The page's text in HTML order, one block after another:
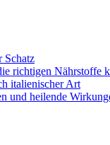
Schatz
richtigen Nährstoffe
italienischer Art
und heilende